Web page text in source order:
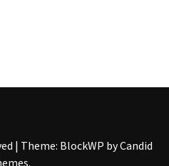
| Theme: BlockWP byCandid
.